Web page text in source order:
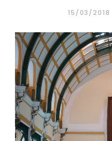
15/03/2018